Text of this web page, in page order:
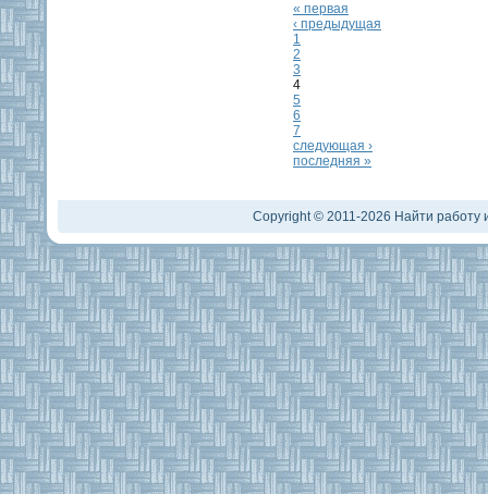
« первая
‹ предыдущая
1
2
3
4
5
6
7
следующая ›
последняя »
Copyright © 2011-2026 Найти работу